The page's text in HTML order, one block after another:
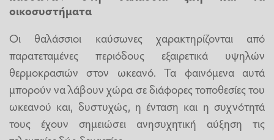
οικοσυστήματα
Οι θαλάσσιοι καύσωνες χαρακτηρίζονται από
παρατεταμένες περιόδους εξαιρετικά υψηλών
θερμοκρασιών στον ωκεανό. Τα φαινόμενα αυτά
μπορούν να λάβουν χώρα σε διάφορες τοποθεσίες του
ωκεανού και, δυστυχώς, η ένταση και η συχνότητά
τους έχουν σημειώσει ανησυχητική αύξηση τις